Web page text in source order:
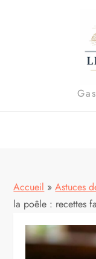
Accueil » Astuces
la poêle : recettes